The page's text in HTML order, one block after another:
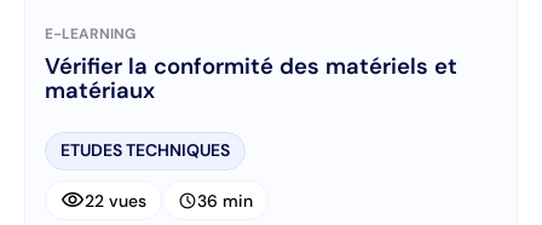
E-LEARNING
Vérifier la conformité des matériels et
matériaux
ETUDES TECHNIQUES
visibility22 vues schedule36 min